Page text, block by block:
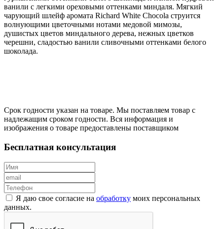
ванили с легкими ореховыми оттенками миндаля. Мягкий
чарующий шлейф аромата Richard White Chocola струится
волнующими цветочными нотами медовой мимозы,
душистых цветов миндального дерева, нежных цветков
черешни, сладостью ванили сливочными оттенками белого
шоколада.
Срок годности указан на товаре. Мы поставляем товар с
надлежащим сроком годности. Вся информация и
изображения о товаре предоставлены поставщиком
Бесплатная консультация
Я даю свое согласие на обработку моих персональных
данных.